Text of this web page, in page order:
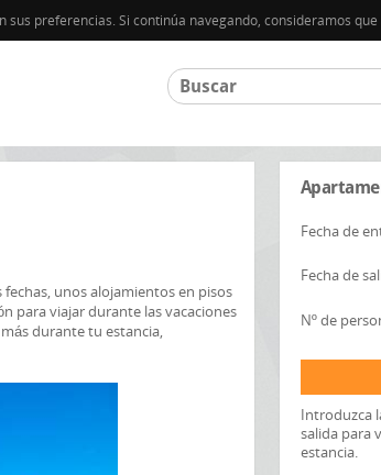
preferencias. Si continúa navegando, consideramos que
unos alojamientos en pisos
para viajar durante las vacaciones
durante tu estancia,
Fecha de
Fecha de
Nº de
Introduzca
salida para
estancia.